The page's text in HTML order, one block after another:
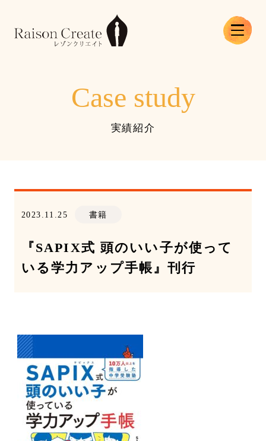
Case study
実績紹介
2023.11.25 書籍
『SAPIX式 頭のいい子が使って
いる学力アップ手帳』刊行